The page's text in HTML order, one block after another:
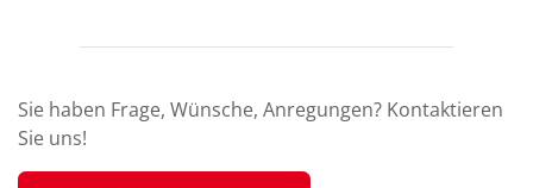
Sie haben Frage, Wünsche, Anregungen? Kontaktieren
Sie uns!